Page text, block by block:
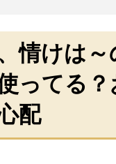
情けは～
ってる？
配